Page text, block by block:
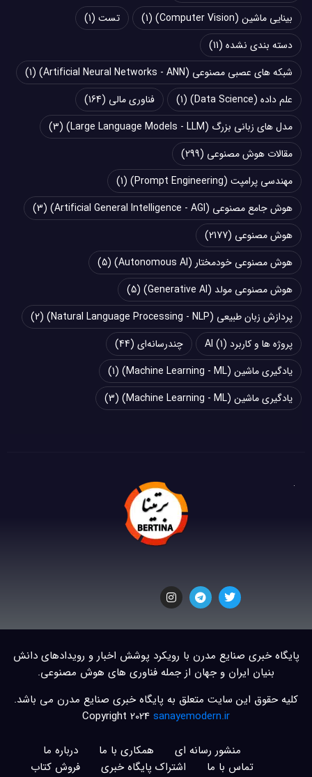
بینایی ماشین (Computer Vision)
(1) تست (1)
دسته بندی نشده (11)
شبکه های عصبی مصنوعی (Artificial Neural Networks - ANN)
(1)
علم داده (Data Science)
(1) فناوری مالی (164)
مدل های زبانی بزرگ (Large Language Models - LLM)
(3)
مقالات هوش مصنوعی (299)
مهندسی پرامپت (Prompt Engineering)
(1)
هوش جامع مصنوعی (Artificial General Intelligence - AGI)
(3)
هوش مصنوعی (2177)
هوش مصنوعی خودمختار (Autonomous AI)
(5)
هوش مصنوعی مولد (Generative AI)
(5)
پردازش زبان طبیعی (Natural Language Processing - NLP)
(2)
پروژه ها و کاربرد AI (1) چند‌‌رسانه‌ای (44)
یادگیری ماشین (Machine Learning - ML)
(1)
یادگیری ماشین (Machine Learning - ML)
(3)
پایگاه خبری صنایع مدرن با رویکرد پوشش اخبار و رویدادهای دانش
بنیان ایران و جهان از جمله فناوری های هوش مصنوعی.
کلیه حقوق این سایت متعلق به پایگاه خبری صنایع مدرن می باشد.
Copyright 2024 sanayemodern.ir
منشور رسانه ای همکاری با ما
درباره ما
تماس با ما
اشتراک پایگاه خبری فروش کتاب